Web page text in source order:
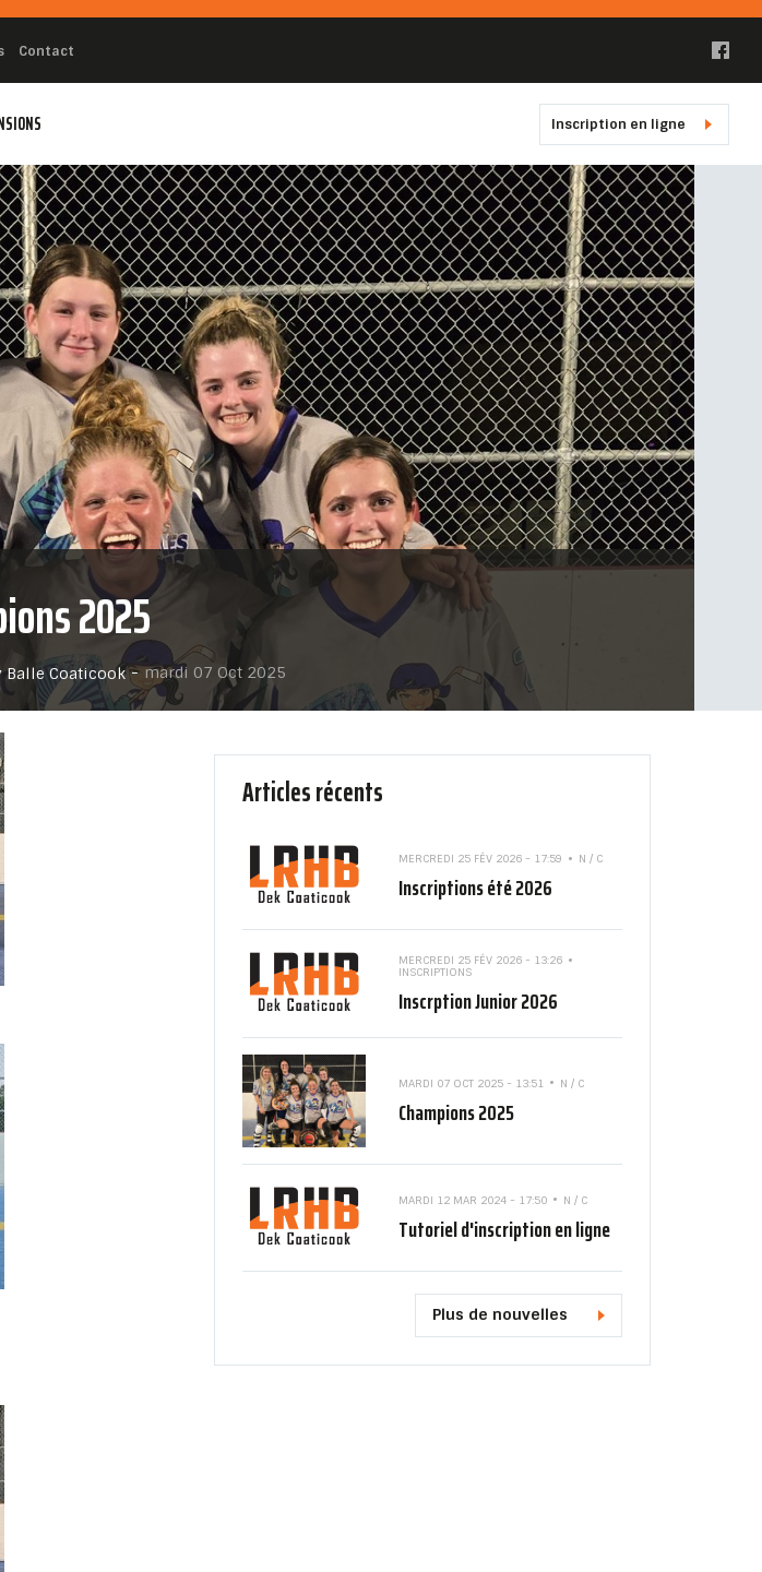
Contact
Inscription en ligne
2025
Balle Coaticook - mardi 07 Oct 2025
Articles récents
MERCREDI 25 FÉV 2026 - 17:59 N / C
Inscriptions été 2026
MERCREDI 25 FÉV 2026 - 13:26
INSCRIPTIONS
Inscrption Junior 2026
MARDI 07 OCT 2025 - 13:51 N / C
Champions 2025
MARDI 12 MAR 2024 - 17:50 N / C
Tutoriel d'inscription en ligne
Plus de nouvelles